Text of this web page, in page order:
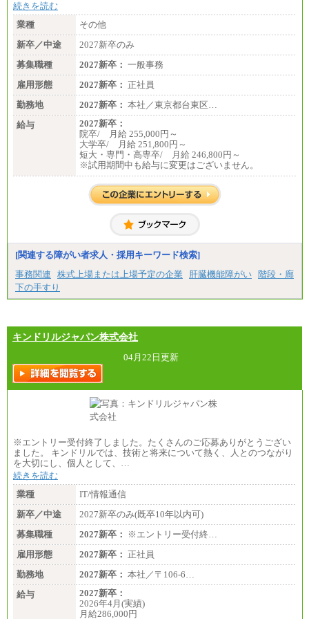
続きを読む
業種
その他
新卒／中途
2027新卒のみ
募集職種
2027新卒： 一般事務
雇用形態
2027新卒： 正社員
勤務地
2027新卒： 本社／東京都台東区…
給与
2027新卒：
院卒/ 月給 255,000円～
大学卒/ 月給 251,800円～
短大・専門・高専卒/ 月給 246,800円～
※試用期間中も給与に変更はございません。
[関連する障がい者求人・採用キーワード検索]
事務関連
株式上場または上場予定の企業 肝臓機能障がい 階段・廊
下の手すり
キンドリルジャパン株式会社
04月22日更新
※エントリー受付終了しました。たくさんのご応募ありがとうござい
ました。 キンドリルでは、技術と将来について熱く、人とのつながり
を大切にし、個人として、…
続きを読む
業種
IT/情報通信
新卒／中途
2027新卒のみ(既卒10年以内可)
募集職種
2027新卒：
※エントリー受付終…
雇用形態
2027新卒： 正社員
勤務地
2027新卒： 本社／〒106-6…
給与
2027新卒：
2026年4月(実績)
月給286,000円